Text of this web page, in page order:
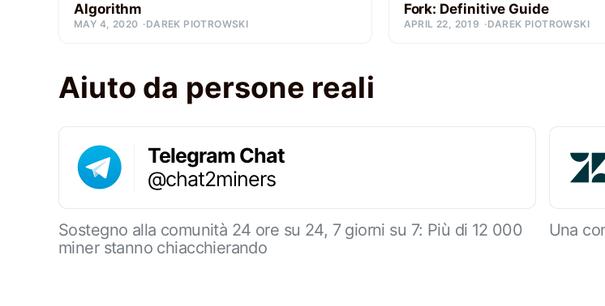
Algorithm
MAY 4, 2020 DAREK PIOTROWSKI
Fork: Definitive Guide
APRIL 22, 2019 DAREK PIOTROWSKI
Aiuto da persone reali
Telegram Chat
@chat2miners
Sostegno alla comunità 24 ore su 24, 7 giorni su 7: Più di 12 000
miner stanno chiacchierando
Una